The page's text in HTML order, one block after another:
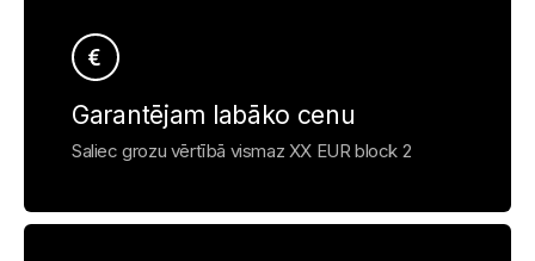
Garantējam labāko cenu
Saliec grozu vērtībā vismaz XX EUR block 2